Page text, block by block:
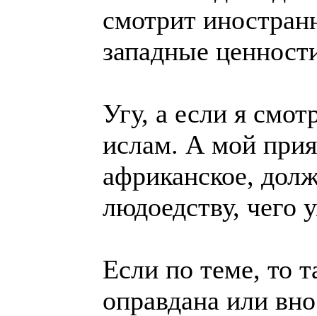
смотрит
западные
Угу, а если я
ислам. А мой
африканское,
людоедству, чего
Если по теме, то
оправдана или